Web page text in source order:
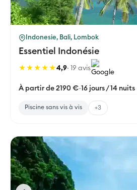
Indonesie, Bali, Lombok
Essentiel Indonésie
★★★★★4,9· 19 avis
À partir de 2190 €-16 jours / 14 nuits
Piscine sans vis à vis +3